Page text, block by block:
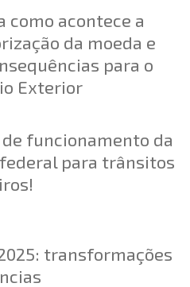
como acontece a
da moeda e
para o
Exterior
funcionamento da
para trânsitos
transformações